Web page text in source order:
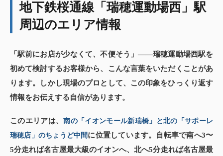
地下鉄桜通線「瑞穂運動場西」駅
周辺のエリア情報
「駅前にお店が少なくて、不便そう」——瑞穂運動場西駅を
初めて検討するお客様から、こんな言葉をいただくことがあ
ります。しかし現場のプロとして、この印象をひっくり返す
情報をお伝えする自信があります。
このエリアは、南の「イオンモール新瑞橋」と北の「サポーレ
瑞穂店」のちょうど中間 に位置しています。自転車で南へ3〜
5分走れば名古屋最大級のイオンへ、北へ5分走れば名古屋最